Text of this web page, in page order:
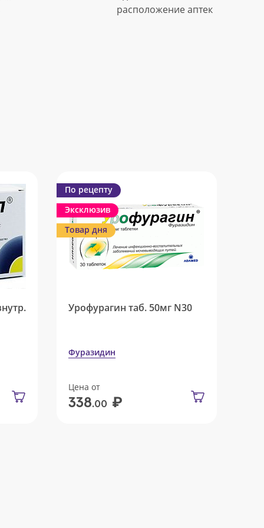
расположение аптек
По рецепту
Эксклюзив
Товар дня
Урофурагин таб. 50мг N30
Фуразидин
Цена от
338.00 ₽